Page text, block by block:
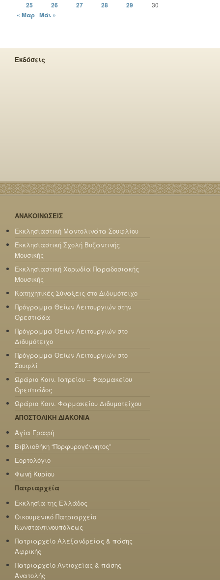
25
26 27 28 29 30
« Μαρ Μάι »
Εκδόσεις
ΑΝΑΚΟΙΝΩΣΕΙΣ
Εκκλησιαστική Μαντολινάτα Σουφλίου
Εκκλησιαστική Σχολή Βυζαντινής
Μουσικής
Εκκλησιαστική Χορωδία Παραδοσιακής
Μουσικής
Κατηχητικές Σύναξεις στο Διδυμότειχο
Πρόγραμμα Θείων Λειτουργιών στην
Ορεστιάδα
Πρόγραμμα Θείων Λειτουργιών στο
Διδυμότειχο
Πρόγραμμα Θείων Λειτουργιών στο
Σουφλί
Ωράριο Κοιν. Ιατρείου – Φαρμακείου
Ορεστιάδος
Ωράριο Κοιν. Φαρμακείου Διδυμοτείχου
ΑΠΟΣΤΟΛΙΚΗ ΔΙΑΚΟΝΙΑ
Αγία Γραφή
Βιβλιοθήκη “Πορφυρογέννητος”
Εορτολόγιο
Φωνή Κυρίου
Πατριαρχεία
Εκκλησία της Ελλάδος
Οικουμενικό Πατριαρχείο
Κωνσταντινουπόλεως
Πατριαρχείο Αλεξανδρείας & πάσης
Αφρικής
Πατριαρχείο Αντιοχείας & πάσης
Ανατολής